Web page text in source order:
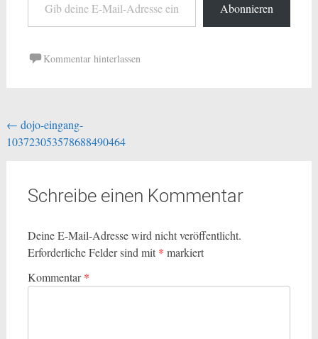
Abonnieren
Kommentar hinterlassen
Beitragsnavigation
← dojo-eingang-
103723053578688490464
Schreibe einen Kommentar
Deine E-Mail-Adresse wird nicht veröffentlicht.
Erforderliche Felder sind mit * markiert
Kommentar*